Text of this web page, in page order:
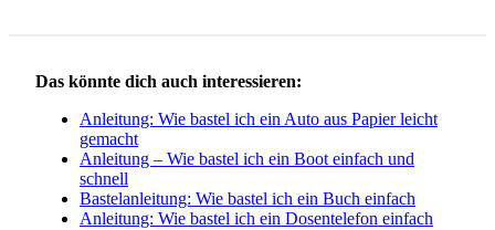
Das könnte dich auch interessieren:
Anleitung: Wie bastel ich ein Auto aus Papier leicht
gemacht
Anleitung – Wie bastel ich ein Boot einfach und
schnell
Bastelanleitung: Wie bastel ich ein Buch einfach
Anleitung: Wie bastel ich ein Dosentelefon einfach